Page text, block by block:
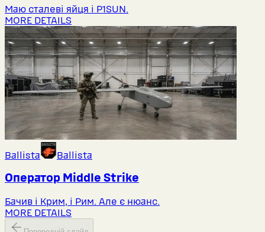
Маю сталеві яйця і P1SUN.
MORE DETAILS
Ballista Ballista
Оператор Middlе Strike
Бачив і Крим, і Рим. Але є нюанс.
MORE DETAILS